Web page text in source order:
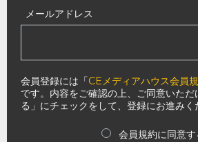
メールアドレス
会員登録には「CEメディアハウス会員
です。内容をご確認の上、ご同意いただ
る」にチェックをして、登録にお進みく
会員規約に同意す